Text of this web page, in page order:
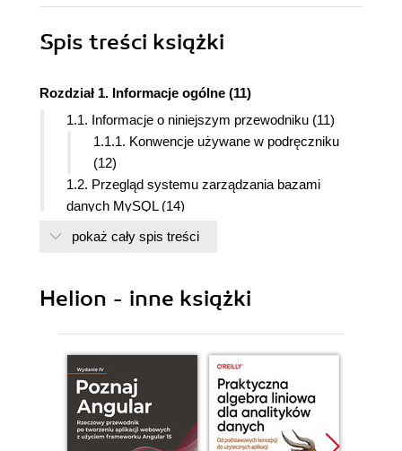
Spis treści książki
Rozdział 1. Informacje ogólne (11)
1.1. Informacje o niniejszym przewodniku (11)
1.1.1. Konwencje używane w podręczniku
(12)
1.2. Przegląd systemu zarządzania bazami
danych MySQL (14)
1.2.1. Historia MySQL (15)
1.2.4. Jak duże mogą być tabele MySQL?
1.2.5. Zgodność z rokiem 2000 (21)
1.3. Informacje o firmie MySQL AB (23)
1.3.1. Model biznesowy i usługi MySQL AB
(24)
1.3.2. Informacje kontaktowe (26)
1.4. Pomoc techniczna i licencjonowanie MySQL
pokaż cały spis treści
Helion - inne książki